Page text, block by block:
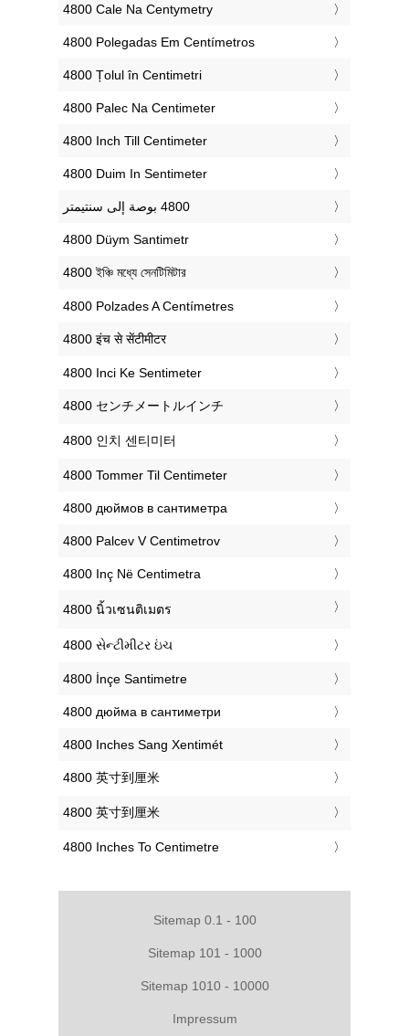
‎4800 Cale Na Centymetry
‎4800 Polegadas Em Centímetros
‎4800 Țolul în Centimetri
‎4800 Palec Na Centimeter
‎4800 Inch Till Centimeter
‎4800 Duim In Sentimeter
‎4800 Düym Santimetr
‎4800 ইঞ্চি মধ্যে সেনটিমিটার
‎4800 Polzades A Centímetres
‎4800 इंच से सेंटीमीटर
‎4800 Inci Ke Sentimeter
‎4800 センチメートルインチ
‎4800 인치 센티미터
‎4800 Tommer Til Centimeter
‎4800 дюймов в сантиметра
‎4800 Palcev V Centimetrov
‎4800 Inç Në Centimetra
‎4800 นิ้วเซนติเมตร
‎4800 સેન્ટીમીટર ઇંચ
‎4800 İnçe Santimetre
‎4800 дюйма в сантиметри
‎4800 Inches Sang Xentimét
‎4800 英寸到厘米
‎4800 英寸到厘米
‎4800 Inches To Centimetre
Sitemap 0.1 - 100
Sitemap 101 - 1000
Sitemap 1010 - 10000
Impressum